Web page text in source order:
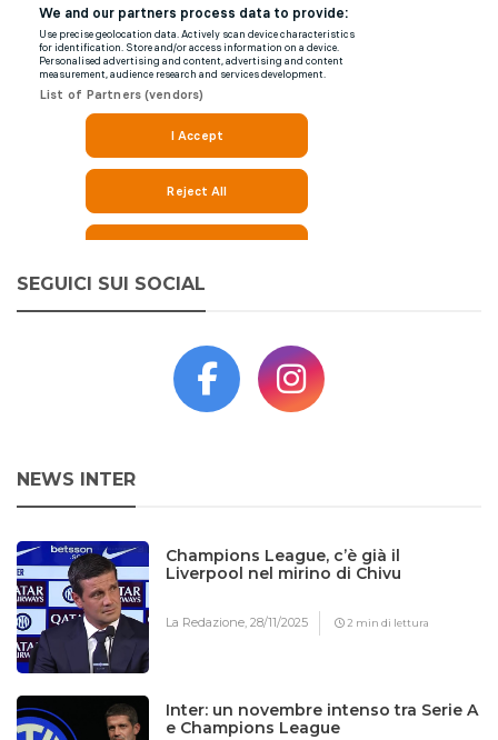
SEGUICI SUI SOCIAL
NEWS INTER
Champions League, c’è già il
Liverpool nel mirino di Chivu
La Redazione,28/11/2025 2 min di lettura
Inter: un novembre intenso tra Serie A
e Champions League